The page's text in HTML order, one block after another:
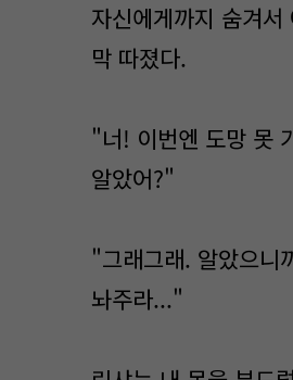
자신에게까지 숨겨서
막 따졌다.
"너! 이번엔 도망 못
알았어?"
"그래그래. 알았으니
놔주라..."